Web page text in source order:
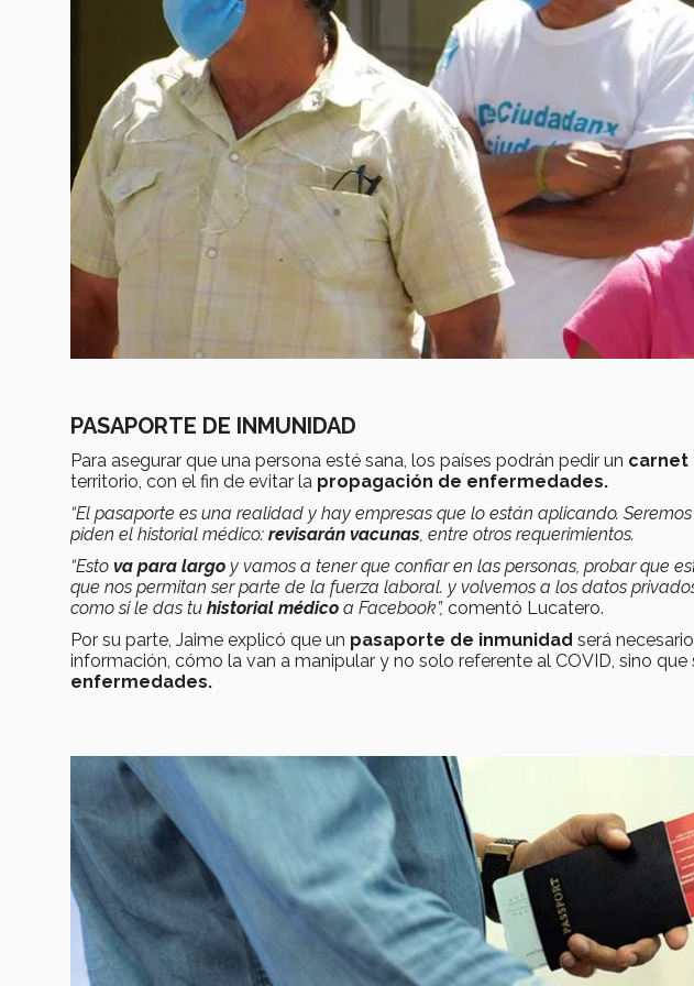
PASAPORTE DE INMUNIDAD
Para asegurar que una persona esté sana, los países podrán pedir un carnet
territorio, con el fin de evitar la propagación de enfermedades.
“El pasaporte es una realidad y hay empresas que lo están aplicando.
piden el historial médico: revisarán vacunas, entre otros requerimientos.
“Esto va para largo y vamos a tener que confiar en las personas, probar que
que nos permitan ser parte de la fuerza laboral. y volvemos a los datos
como si le das tu historial médico a Facebook”, comentó Lucatero.
Por su parte, Jaime explicó que un pasaporte de inmunidad será
información, cómo la van a manipular y no solo referente al COVID, sino que
enfermedades.